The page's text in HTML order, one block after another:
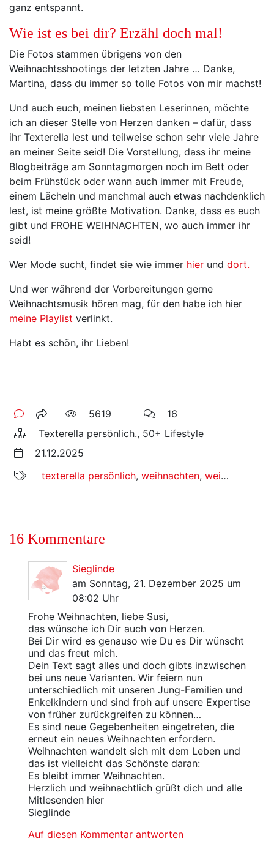
ganz entspannt.
Wie ist es bei dir? Erzähl doch mal!
Die Fotos stammen übrigens von den
Weihnachtsshootings der letzten Jahre … Danke,
Martina, dass du immer so tolle Fotos von mir machst!
Und auch euch, meinen liebsten Leserinnen, möchte
ich an dieser Stelle von Herzen danken – dafür, dass
ihr Texterella lest und teilweise schon sehr viele Jahre
an meiner Seite seid! Die Vorstellung, dass ihr meine
Blogbeiträge am Sonntagmorgen noch im Bett oder
beim Frühstück oder wann auch immer mit Freude,
einem Lächeln und manchmal auch etwas nachdenklich
lest, ist meine größte Motivation. Danke, dass es euch
gibt und FROHE WEIHNACHTEN, wo auch immer ihr
seid!
Wer Mode sucht, findet sie wie immer hier und dort.
Und wer während der Vorbereitungen gerne
Weihnachtsmusik hören mag, für den habe ich hier
meine Playlist verlinkt.
Habt es schön, ihr Lieben!
5619
16
Texterella persönlich., 50+ Lifestyle
21.12.2025
texterella persönlich, weihnachten, weihnachten 2025
16 Kommentare
Sieglinde
am Sonntag, 21. Dezember 2025 um
08:02 Uhr
Frohe Weihnachten, liebe Susi,
das wünsche ich Dir auch von Herzen.
Bei Dir wird es genauso wie Du es Dir wünscht
und das freut mich.
Dein Text sagt alles und doch gibts inzwischen
bei uns neue Varianten. Wir feiern nun
unterschiedlich mit unseren Jung-Familien und
Enkelkindern und sind froh auf unsere Expertise
von früher zurückgreifen zu können…
Es sind neue Gegebenheiten eingetreten, die
erneut ein neues Weihnachten erfordern.
Weihnachten wandelt sich mit dem Leben und
das ist vielleicht das Schönste daran:
Es bleibt immer Weihnachten.
Herzlich und weihnachtlich grüßt dich und alle
Mitlesenden hier
Sieglinde
Auf diesen Kommentar antworten